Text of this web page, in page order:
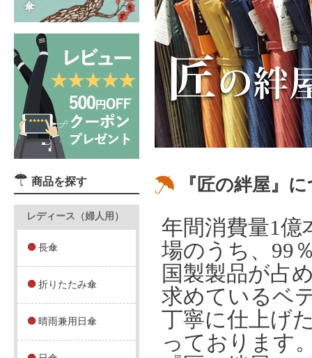
商品を探す
レディース（婦人用）
長傘
折りたたみ傘
晴雨兼用日傘
『匠の絆屋』
年間消費量1億
場のうち、99
国製製品が占
求めているベ
丁寧に仕上げ
っております